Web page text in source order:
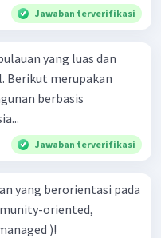
Jawaban terverifikasi
yang luas dan
Berikut merupakan
berbasis
Jawaban terverifikasi
yang berorientasi pada
oriented,
)!